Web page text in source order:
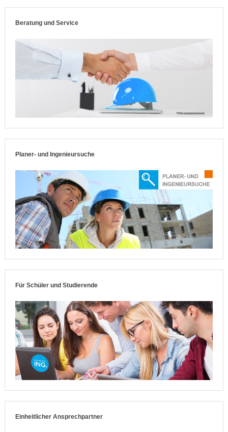
Beratung und Service
Planer- und Ingenieursuche
Für Schüler und Studierende
Einheitlicher Ansprechpartner